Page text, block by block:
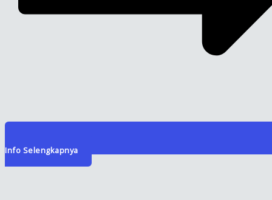
Info Selengkapnya